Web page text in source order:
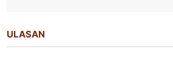
ULASAN